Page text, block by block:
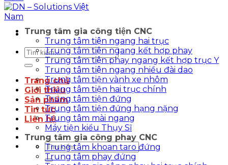
Tìm
kiếm:
Trang chủ
Giới thiệu
Sản phẩm
Tin tức
Liên hệ
Tìm
kiếm:
Trung tâm gia công tiện CNC
Trung tâm tiện ngang hai trục
Trung tâm tiện ngang kết hợp phay
Trung tâm tiện phay ngang kết hợp trục Y
Trung tâm tiện ngang nhiều đài dao
Trung tâm tiện vành xe nhôm
Trung tâm tiện hai trục chính
Trung tâm tiện đứng
Trung tâm tiện đứng hạng nặng
Trung tâm mài ngang
Máy tiện kiểu Thụy Sĩ
Trung tâm gia công phay CNC
Trung tâm khoan taro đứng
Trung tâm phay đứng